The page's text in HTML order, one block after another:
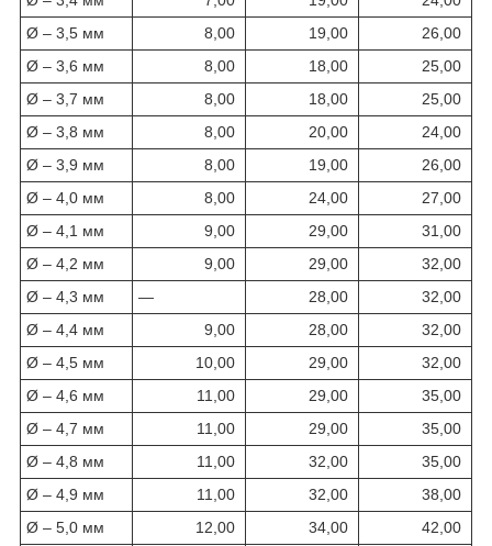
Ø – 3,5 мм
8,00 19,00
26,00
Ø – 3,6 мм
8,00 18,00
25,00
Ø – 3,7 мм
8,00 18,00
25,00
Ø – 3,8 мм
8,00 20,00
24,00
Ø – 3,9 мм
8,00 19,00
26,00
Ø – 4,0 мм
8,00 24,00
27,00
Ø – 4,1 мм
9,00 29,00
31,00
Ø – 4,2 мм
9,00 29,00
32,00
Ø – 4,3 мм
— 28,00
32,00
Ø – 4,4 мм
9,00 28,00
32,00
Ø – 4,5 мм
10,00 29,00
32,00
Ø – 4,6 мм
11,00 29,00
35,00
Ø – 4,7 мм
11,00 29,00
35,00
Ø – 4,8 мм
11,00 32,00
35,00
Ø – 4,9 мм
11,00 32,00
38,00
Ø – 5,0 мм
12,00 34,00 42,00